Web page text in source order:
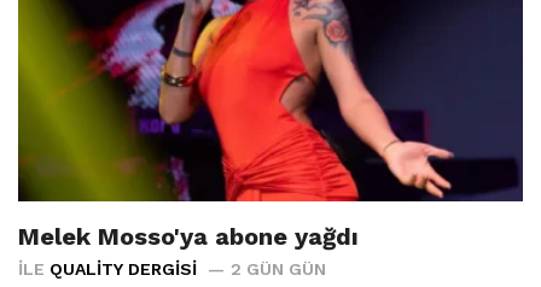
Melek Mosso'ya abone yağdı
İLE QUALITY DERGISI 2 GÜN GÜN